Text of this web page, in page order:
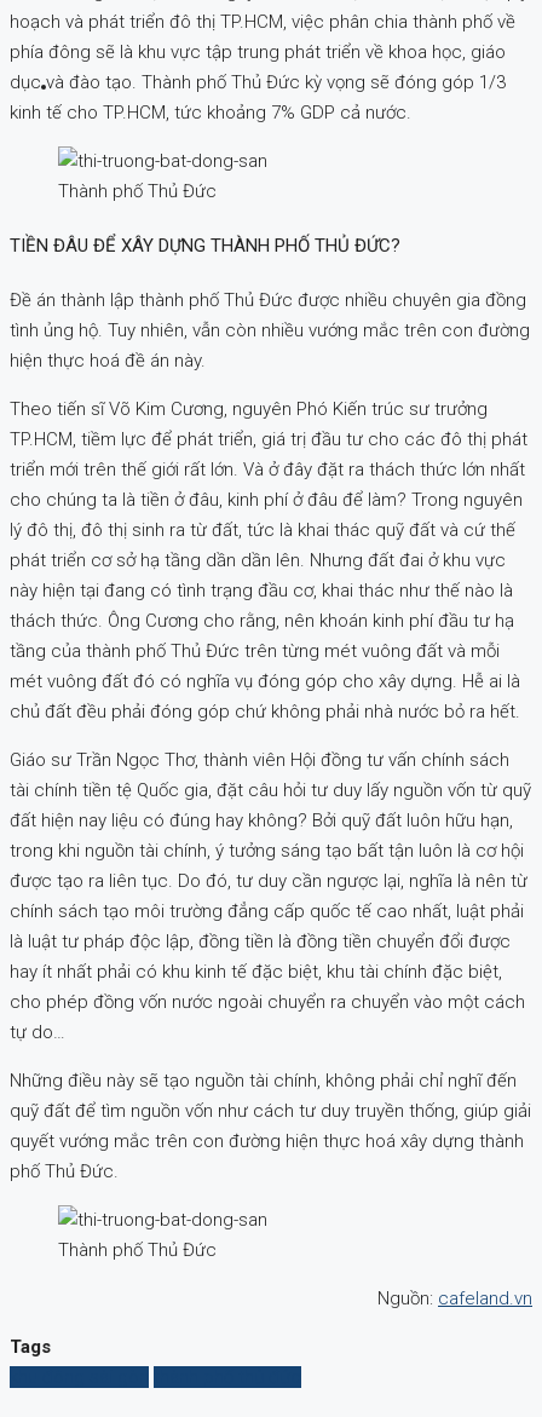
hoạch và phát triển đô thị TP.HCM, việc phân chia thành phố về
phía đông sẽ là khu vực tập trung phát triển về khoa học, giáo
dục và đào tạo. Thành phố Thủ Đức kỳ vọng sẽ đóng góp 1/3
kinh tế cho TP.HCM, tức khoảng 7% GDP cả nước.
Thành phố Thủ Đức
TIỀN ĐÂU ĐỂ XÂY DỰNG THÀNH PHỐ THỦ ĐỨC?
Đề án thành lập thành phố Thủ Đức được nhiều chuyên gia đồng
tình ủng hộ. Tuy nhiên, vẫn còn nhiều vướng mắc trên con đường
hiện thực hoá đề án này.
Theo tiến sĩ Võ Kim Cương, nguyên Phó Kiến trúc sư trưởng
TP.HCM, tiềm lực để phát triển, giá trị đầu tư cho các đô thị phát
triển mới trên thế giới rất lớn. Và ở đây đặt ra thách thức lớn nhất
cho chúng ta là tiền ở đâu, kinh phí ở đâu để làm? Trong nguyên
lý đô thị, đô thị sinh ra từ đất, tức là khai thác quỹ đất và cứ thế
phát triển cơ sở hạ tầng dần dần lên. Nhưng đất đai ở khu vực
này hiện tại đang có tình trạng đầu cơ, khai thác như thế nào là
thách thức. Ông Cương cho rằng, nên khoán kinh phí đầu tư hạ
tầng của thành phố Thủ Đức trên từng mét vuông đất và mỗi
mét vuông đất đó có nghĩa vụ đóng góp cho xây dựng. Hễ ai là
chủ đất đều phải đóng góp chứ không phải nhà nước bỏ ra hết.
Giáo sư Trần Ngọc Thơ, thành viên Hội đồng tư vấn chính sách
tài chính tiền tệ Quốc gia, đặt câu hỏi tư duy lấy nguồn vốn từ quỹ
đất hiện nay liệu có đúng hay không? Bởi quỹ đất luôn hữu hạn,
trong khi nguồn tài chính, ý tưởng sáng tạo bất tận luôn là cơ hội
được tạo ra liên tục. Do đó, tư duy cần ngược lại, nghĩa là nên từ
chính sách tạo môi trường đẳng cấp quốc tế cao nhất, luật phải
là luật tư pháp độc lập, đồng tiền là đồng tiền chuyển đổi được
hay ít nhất phải có khu kinh tế đặc biệt, khu tài chính đặc biệt,
cho phép đồng vốn nước ngoài chuyển ra chuyển vào một cách
tự do…
Những điều này sẽ tạo nguồn tài chính, không phải chỉ nghĩ đến
quỹ đất để tìm nguồn vốn như cách tư duy truyền thống, giúp giải
quyết vướng mắc trên con đường hiện thực hoá xây dựng thành
phố Thủ Đức.
Thành phố Thủ Đức
Nguồn: cafeland.vn
Tags